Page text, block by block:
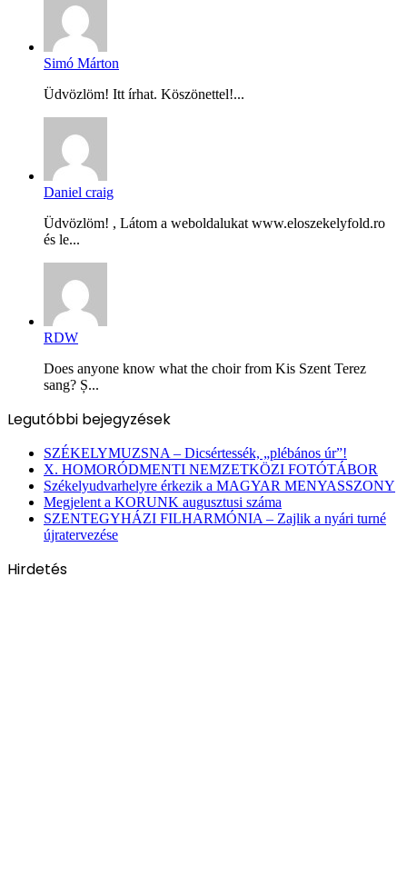
Simó Márton
Üdvözlöm! Itt írhat. Köszönettel!...
Daniel craig
Üdvözlöm! , Látom a weboldalukat www.eloszekelyfold.ro
és le...
RDW
Does anyone know what the choir from Kis Szent Terez
sang? Ș...
Legutóbbi bejegyzések
SZÉKELYMUZSNA – Dicsértessék, „plébános úr”!
X. HOMORÓDMENTI NEMZETKÖZI FOTÓTÁBOR
Székelyudvarhelyre érkezik a MAGYAR MENYASSZONY
Megjelent a KORUNK augusztusi száma
SZENTEGYHÁZI FILHARMÓNIA – Zajlik a nyári turné
újratervezése
Hirdetés